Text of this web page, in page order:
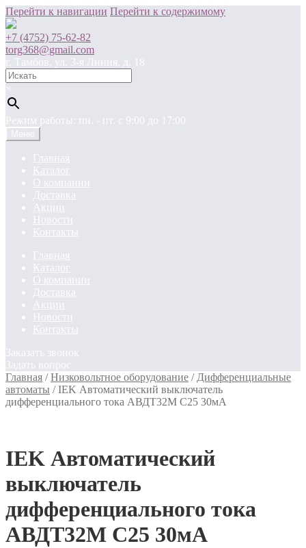
Перейти к навигации Перейти к содержимому
+7 (4752) 75-62-82
torg368@gmail.com
г. Тамбов, ул. 3-я Линия, д. 18
×
Режим работы: пн. - пт. c 9:00 до 17:00
Меню
Главная
Каталог
О компании
Доставка
Акции
Новости
Контакты
Главная
Каталог
О компании
Доставка
Акции
Новости
Контакты
Заказать звонок
Задать вопрос
Главная /Низковольтное оборудование / Дифференциальные
автоматы /IEK Автоматический выключатель
дифференциального тока АВДТ32М С25 30мА
IEK Автоматический
выключатель
дифференциального тока
АВДТ32М С25 30мА